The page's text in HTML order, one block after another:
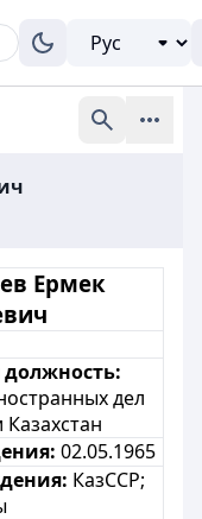
Ермек
должность:
дел
02.05.1965
КазССР;